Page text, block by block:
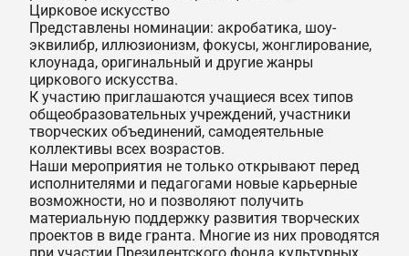
Цирковое искусство
Представлены номинации: акробатика, шоу-
эквилибр, иллюзионизм, фокусы, жонглирование,
клоунада, оригинальный и другие жанры
циркового искусства.
К участию приглашаются учащиеся всех типов
общеобразовательных учреждений, участники
творческих объединений, самодеятельные
коллективы всех возрастов.
Наши мероприятия не только открывают перед
исполнителями и педагогами новые карьерные
возможности, но и позволяют получить
материальную поддержку развития творческих
проектов в виде гранта. Многие из них проводятся